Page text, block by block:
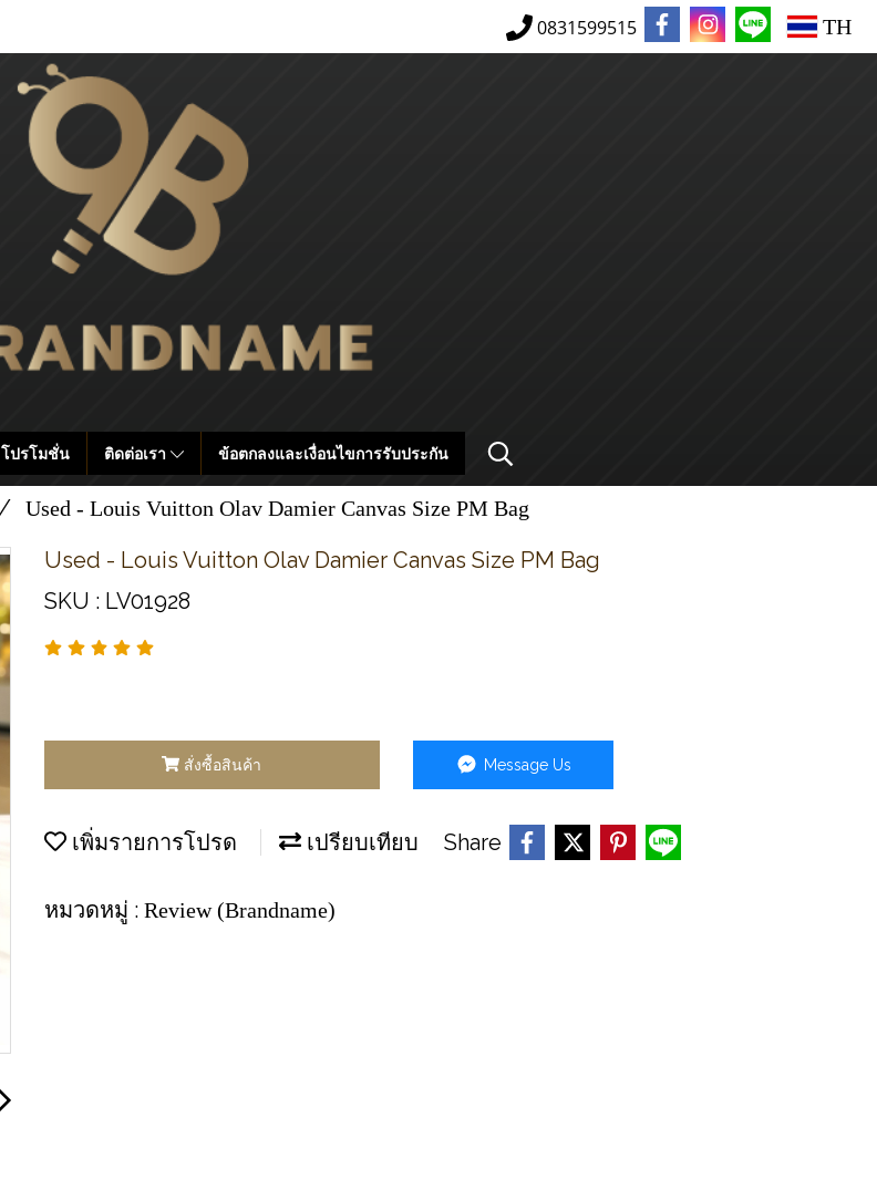
0831599515 TH
โปรโมชั่น ติดต่อเรา ข้อตกลงและเงื่อนไขการรับประกัน
Used - Louis​ Vuitton​ Olav​ Damier​ Canvas​ Size​ PM​ Bag​
Used - Louis​ Vuitton​ Olav​ Damier​ Canvas​ Size​ PM​ Bag​
SKU : LV01928
สั่งซื้อสินค้า Message Us
เพิ่มรายการโปรด เปรียบเทียบ Share
หมวดหมู่ : Review (Brandname)